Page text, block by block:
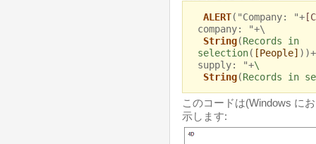
ALERT("Company: "+
company: "+\
String(Records in
selection( [People] ))+
supply: "+\
String(Records in
このコードは(Windows に
示します: